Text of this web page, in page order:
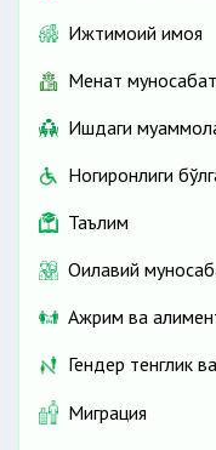
Ижтимоий ҳимоя
Меҳнат
Ишдаги
Ногиронлиги
Таълим
Оилавий
Ажрим ва
Гендер тенглик
Миграция